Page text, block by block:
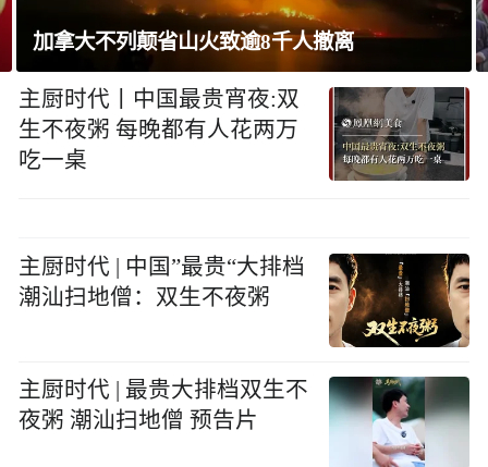
巴西将与阿根廷外交关系降为代办级
主厨时代丨中国最贵宵夜:双
生不夜粥 每晚都有人花两万
吃一桌
主厨时代 | 中国”最贵“大排档
潮汕扫地僧：双生不夜粥
主厨时代 | 最贵大排档双生不
夜粥 潮汕扫地僧 预告片